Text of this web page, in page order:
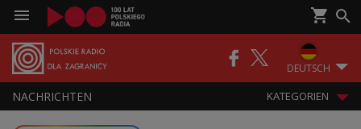
DEUTSCH
NACHRICHTEN KATEGORIEN